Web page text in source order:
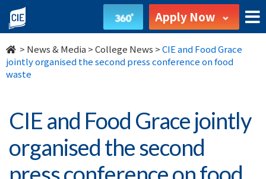
CIE
and
Food
jointly
organised
the
Apply Now
> News & Media >College News >CIE and Food Grace
jointly organised the second press conference on food
waste
CIE and Food Grace jointly
organised the second